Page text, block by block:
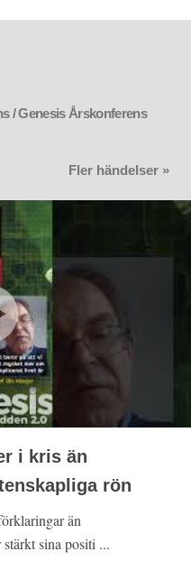
/ Genesis Årskonferens
Fler händelser »
i kris än
rön
än
sina positi ...